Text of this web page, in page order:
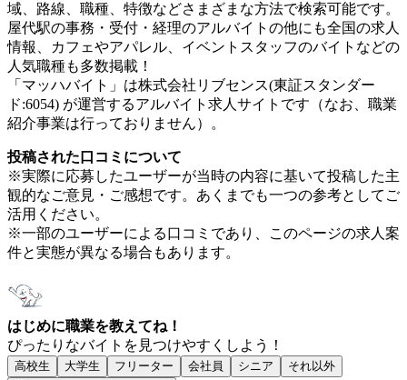
域、路線、職種、特徴などさまざまな方法で検索可能です。
屋代駅の事務・受付・経理のアルバイトの他にも全国の求人
情報、カフェやアパレル、イベントスタッフのバイトなどの
人気職種も多数掲載！
「マッハバイト」は株式会社リブセンス(東証スタンダー
ド:6054) が運営するアルバイト求人サイトです（なお、職業
紹介事業は行っておりません）。
投稿された口コミについて
※実際に応募したユーザーが当時の内容に基いて投稿した主
観的なご意見・ご感想です。あくまでも一つの参考としてご
活用ください。
※一部のユーザーによる口コミであり、このページの求人案
件と実態が異なる場合もあります。
はじめに職業を教えてね！
ぴったりなバイトを見つけやすくしよう！
高校生 大学生 フリーター 会社員 シニア
それ以外